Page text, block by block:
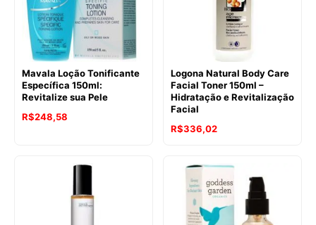
Mavala Loção Tonificante
Específica 150ml:
Revitalize sua Pele
R$248,58
Logona Natural Body Care
Facial Toner 150ml –
Hidratação e Revitalização
Facial
R$336,02